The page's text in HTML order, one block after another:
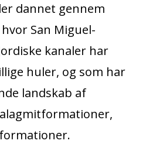
dannet gennem
San Miguel-
kanaler har
huler, og som har
landskab af